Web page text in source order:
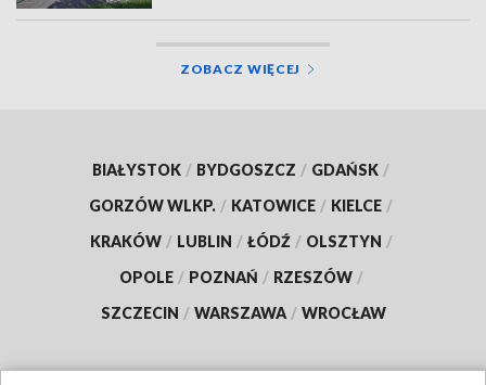
ZOBACZ WIĘCEJ
BIAŁYSTOK / BYDGOSZCZ / GDAŃSK /
GORZÓW WLKP. / KATOWICE / KIELCE /
KRAKÓW / LUBLIN / ŁÓDŹ / OLSZTYN /
OPOLE / POZNAŃ / RZESZÓW /
SZCZECIN / WARSZAWA / WROCŁAW